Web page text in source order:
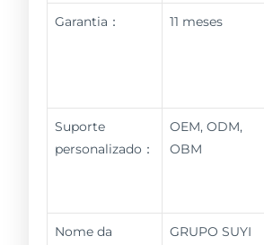
Garantia： 11 meses
Suporte
personalizado：
OEM, ODM,
OBM
Nome da
GRUPO SUYI